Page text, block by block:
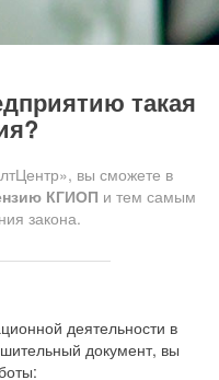
такая
вы сможете в
КГИОП и тем самым
закона.
деятельности в
документ, вы